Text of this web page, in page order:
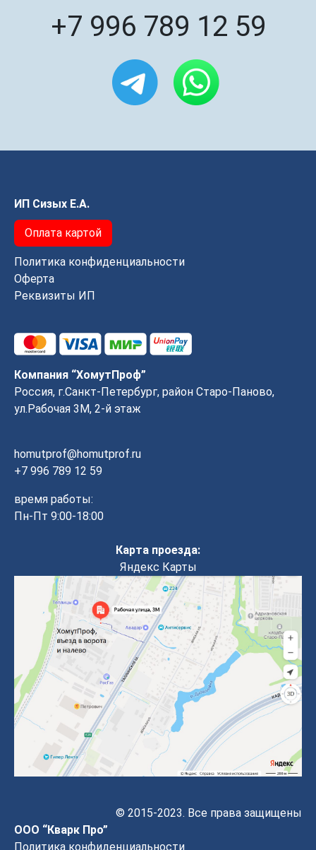
+7 996 789 12 59
ИП Сизых Е.А.
Оплата картой
Политика конфиденциальности
Оферта
Реквизиты ИП
Компания “ХомутПроф”
Россия, г.Санкт-Петербург, район Старо-Паново,
ул.Рабочая 3М, 2-й этаж
homutprof@homutprof.ru
+7 996 789 12 59
время работы:
Пн-Пт 9:00-18:00
Карта проезда:
Яндекс Карты
© 2015-2023. Все права защищены
ООО “Кварк Про”
Политика конфиденциальности